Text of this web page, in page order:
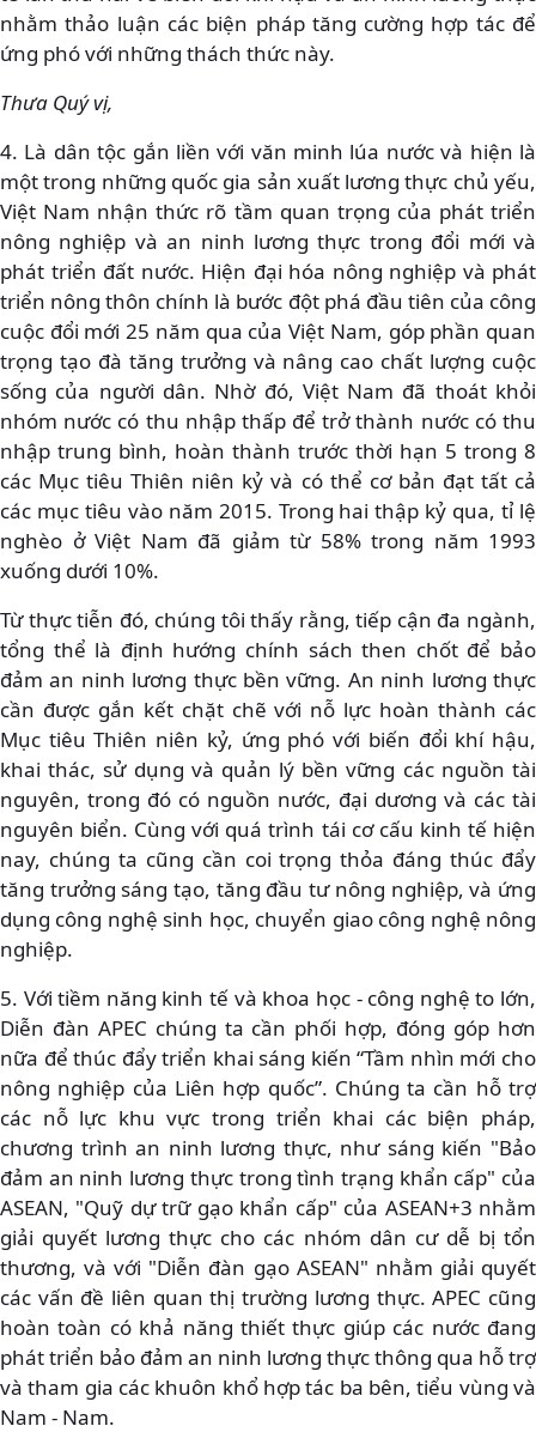
nhằm thảo luận các biện pháp tăng cường hợp tác để
ứng phó với những thách thức này.
Thưa Quý vị,
4. Là dân tộc gắn liền với văn minh lúa nước và hiện là
một trong những quốc gia sản xuất lương thực chủ yếu,
Việt Nam nhận thức rõ tầm quan trọng của phát triển
nông nghiệp và an ninh lương thực trong đổi mới và
phát triển đất nước. Hiện đại hóa nông nghiệp và phát
triển nông thôn chính là bước đột phá đầu tiên của công
cuộc đổi mới 25 năm qua của Việt Nam, góp phần quan
trọng tạo đà tăng trưởng và nâng cao chất lượng cuộc
sống của người dân. Nhờ đó, Việt Nam đã thoát khỏi
nhóm nước có thu nhập thấp để trở thành nước có thu
nhập trung bình, hoàn thành trước thời hạn 5 trong 8
các Mục tiêu Thiên niên kỷ và có thể cơ bản đạt tất cả
các mục tiêu vào năm 2015. Trong hai thập kỷ qua, tỉ lệ
nghèo ở Việt Nam đã giảm từ 58% trong năm 1993
xuống dưới 10%.
Từ thực tiễn đó, chúng tôi thấy rằng, tiếp cận đa ngành,
tổng thể là định hướng chính sách then chốt để bảo
đảm an ninh lương thực bền vững. An ninh lương thực
cần được gắn kết chặt chẽ với nỗ lực hoàn thành các
Mục tiêu Thiên niên kỷ, ứng phó với biến đổi khí hậu,
khai thác, sử dụng và quản lý bền vững các nguồn tài
nguyên, trong đó có nguồn nước, đại dương và các tài
nguyên biển. Cùng với quá trình tái cơ cấu kinh tế hiện
nay, chúng ta cũng cần coi trọng thỏa đáng thúc đẩy
tăng trưởng sáng tạo, tăng đầu tư nông nghiệp, và ứng
dụng công nghệ sinh học, chuyển giao công nghệ nông
nghiệp.
5. Với tiềm năng kinh tế và khoa học - công nghệ to lớn,
Diễn đàn APEC chúng ta cần phối hợp, đóng góp hơn
nữa để thúc đẩy triển khai sáng kiến “Tầm nhìn mới cho
nông nghiệp của Liên hợp quốc”. Chúng ta cần hỗ trợ
các nỗ lực khu vực trong triển khai các biện pháp,
chương trình an ninh lương thực, như sáng kiến "Bảo
đảm an ninh lương thực trong tình trạng khẩn cấp" của
ASEAN, "Quỹ dự trữ gạo khẩn cấp" của ASEAN+3 nhằm
giải quyết lương thực cho các nhóm dân cư dễ bị tổn
thương, và với "Diễn đàn gạo ASEAN" nhằm giải quyết
các vấn đề liên quan thị trường lương thực. APEC cũng
hoàn toàn có khả năng thiết thực giúp các nước đang
phát triển bảo đảm an ninh lương thực thông qua hỗ trợ
và tham gia các khuôn khổ hợp tác ba bên, tiểu vùng và
Nam - Nam.